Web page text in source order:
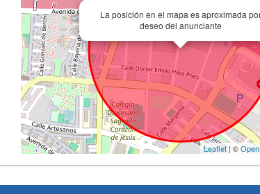
La posición en el mapa es aproximada
deseo del anunciante
Leaflet | ©